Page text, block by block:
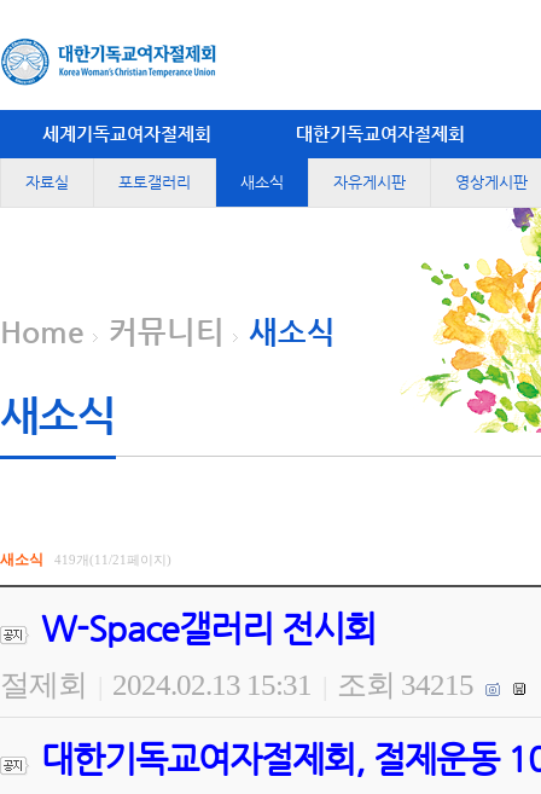
세계기독교여자절제회 대한기독교여자절제회
자료실 포토갤러리 새소식 자유게시판 영상게시판
Home 커뮤니티 새소식
새소식
새소식 419개(11/21페이지)
W-Space갤러리 전시회
절제회 2024.02.13 15:31 조회 34215
대한기독교여자절제회, 절제운동